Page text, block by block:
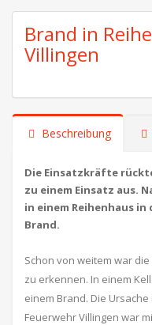
Brand in
Villingen
Beschreibung
Die Einsatzkräfte
zu einem Einsatz aus.
in einem Reihenhaus
Brand.
Schon von weitem war
zu erkennen. In einem
einem Brand. Die
Feuerwehr Villingen war